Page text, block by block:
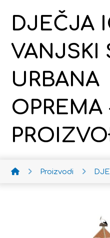
DJEČJA
VANJSKI
URBANA
OPREMA
Proizvodi